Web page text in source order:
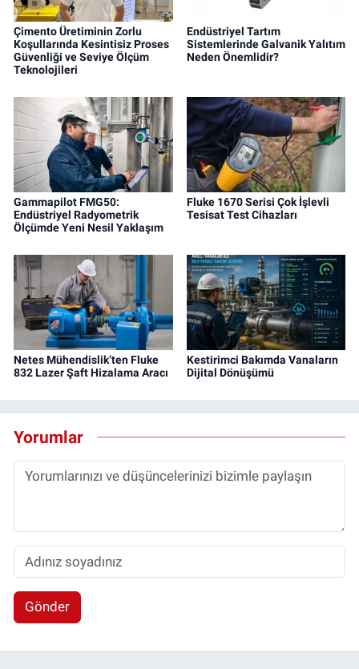
Çimento Üretiminin Zorlu
Koşullarında Kesintisiz Proses
Güvenliği ve Seviye Ölçüm
Teknolojileri
Endüstriyel Tartım
Sistemlerinde Galvanik Yalıtım
Neden Önemlidir?
Gammapilot FMG50:
Endüstriyel Radyometrik
Ölçümde Yeni Nesil Yaklaşım
Fluke 1670 Serisi Çok İşlevli
Tesisat Test Cihazları
Netes Mühendislik’ten Fluke
832 Lazer Şaft Hizalama Aracı
Kestirimci Bakımda Vanaların
Dijital Dönüşümü
Yorumlar
Gönder